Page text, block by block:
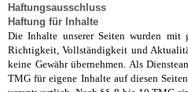
Haftungsausschluss
Haftung für Inhalte
Die Inhalte unserer Seiten wurden mit
Richtigkeit, Vollständigkeit und
keine Gewähr übernehmen. Als
TMG für eigene Inhalte auf diesen